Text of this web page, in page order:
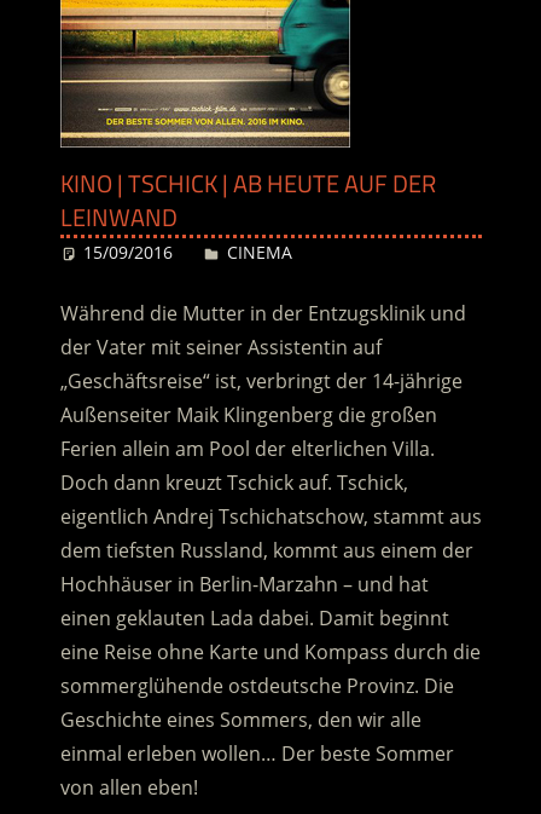
KINO | TSCHICK | AB HEUTE AUF DER
LEINWAND
15/09/2016 Desiree
CINEMA
Während die Mutter in der Entzugsklinik und
der Vater mit seiner Assistentin auf
„Geschäftsreise“ ist, verbringt der 14-jährige
Außenseiter Maik Klingenberg die großen
Ferien allein am Pool der elterlichen Villa.
Doch dann kreuzt Tschick auf. Tschick,
eigentlich Andrej Tschichatschow, stammt aus
dem tiefsten Russland, kommt aus einem der
Hochhäuser in Berlin-Marzahn – und hat
einen geklauten Lada dabei. Damit beginnt
eine Reise ohne Karte und Kompass durch die
sommerglühende ostdeutsche Provinz. Die
Geschichte eines Sommers, den wir alle
einmal erleben wollen… Der beste Sommer
von allen eben!